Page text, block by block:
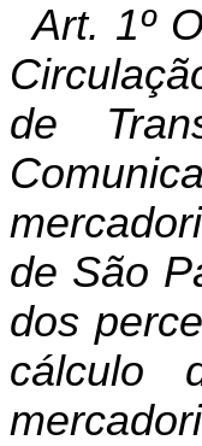
Art. 1º
de
de São
dos
cálculo